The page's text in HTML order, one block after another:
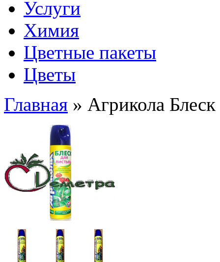
Услуги
Химия
Цветные пакеты
Цветы
Главная » Агрикола Блеск